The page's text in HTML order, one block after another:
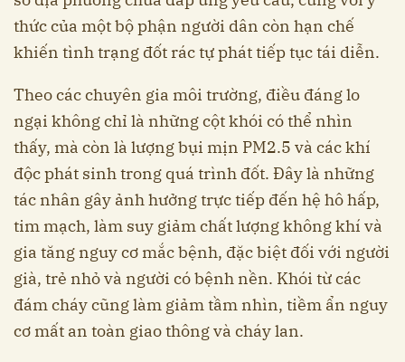
thức của một bộ phận người dân còn hạn chế
khiến tình trạng đốt rác tự phát tiếp tục tái diễn.
Theo các chuyên gia môi trường, điều đáng lo
ngại không chỉ là những cột khói có thể nhìn
thấy, mà còn là lượng bụi mịn PM2.5 và các khí
độc phát sinh trong quá trình đốt. Đây là những
tác nhân gây ảnh hưởng trực tiếp đến hệ hô hấp,
tim mạch, làm suy giảm chất lượng không khí và
gia tăng nguy cơ mắc bệnh, đặc biệt đối với người
già, trẻ nhỏ và người có bệnh nền. Khói từ các
đám cháy cũng làm giảm tầm nhìn, tiềm ẩn nguy
cơ mất an toàn giao thông và cháy lan.